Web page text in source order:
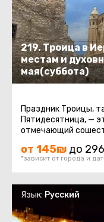
219. Троица в
местам и
мая(суббота)
Праздник Троицы,
Пятидесятница, —
отмечающий
от 145₪ до
*зависит от города и
Язык: Русский